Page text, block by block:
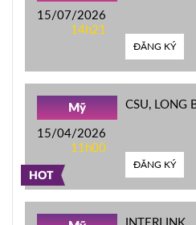
15/07/2026
14h21
ĐĂNG KÝ
HOT
Mỹ
15/04/2026
11h00
CSU, LONG
ĐĂNG KÝ